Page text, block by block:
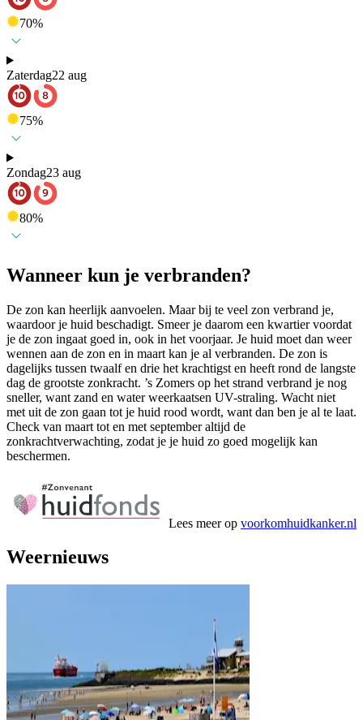
70%
Zaterdag22 aug
75%
Zondag23 aug
80%
Wanneer kun je verbranden?
De zon kan heerlijk aanvoelen. Maar bij te veel zon verbrand je,
waardoor je huid beschadigt. Smeer je daarom een kwartier voordat
je de zon ingaat goed in, ook in het voorjaar. Je huid moet dan weer
wennen aan de zon en in maart kan je al verbranden. De zon is
dagelijks tussen twaalf en drie het krachtigst en heeft rond de langste
dag de grootste zonkracht. ’s Zomers op het strand verbrand je nog
sneller, want zand en water weerkaatsen UV-straling. Wacht niet
met uit de zon gaan tot je huid rood wordt, want dan ben je al te laat.
Check van maart tot en met september altijd de
zonkrachtverwachting, zodat je je huid zo goed mogelijk kan
beschermen.
Lees meer op voorkomhuidkanker.nl
Weernieuws